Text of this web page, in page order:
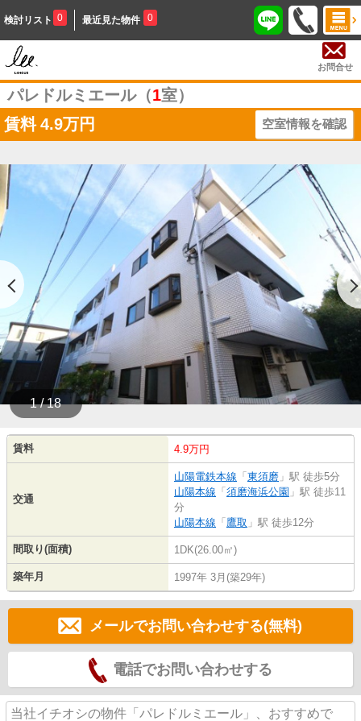
検討リスト 0 最近見た物件 0
お問合せ
パレドルミエール（1室）
賃料 4.9万円 空室情報を確認
1 / 18
賃料 4.9万円
交通
山陽電鉄本線 「東須磨 」駅 徒歩5分
山陽本線 「須磨海浜公園 」駅 徒歩11
分
山陽本線 「鷹取 」駅 徒歩12分
間取り(面積) 1DK(26.00㎡)
築年月 1997年 3月(築29年)
メールでお問い合わせする(無料)
電話でお問い合わせする
当社イチオシの物件「パレドルミエール」、おすすめで